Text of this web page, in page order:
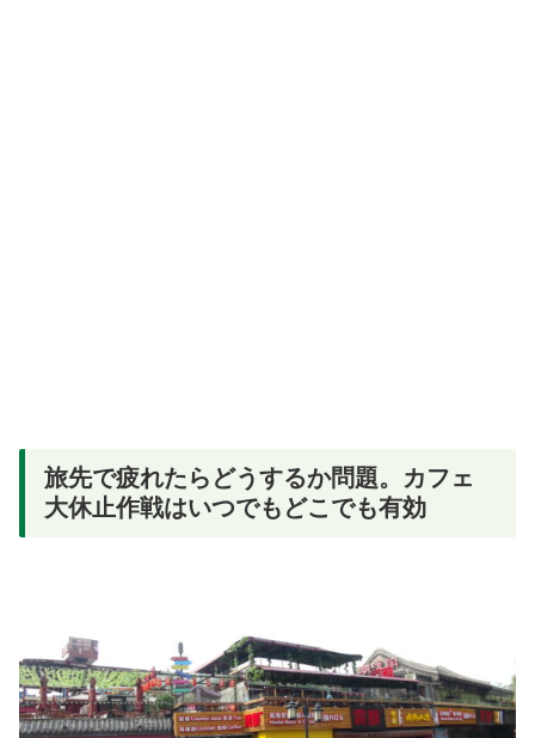
旅先で疲れたらどうするか問題。カフェ
大休止作戦はいつでもどこでも有効